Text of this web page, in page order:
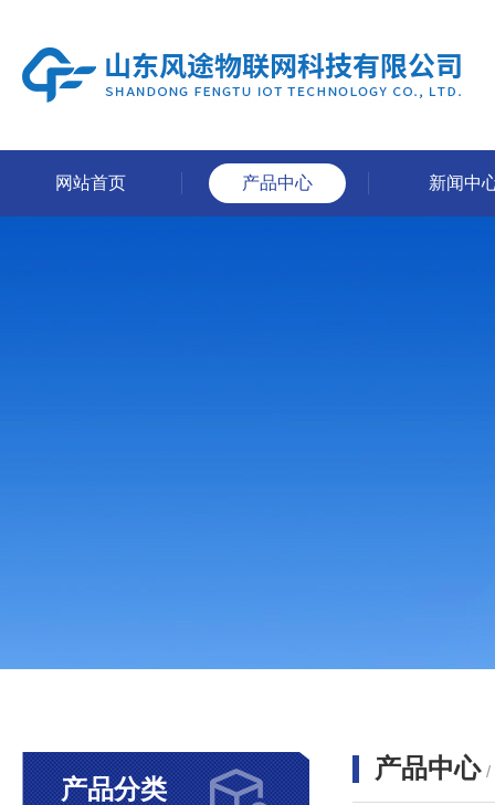
网站首页 产品中心 新闻中
产品分类
产品中心 /